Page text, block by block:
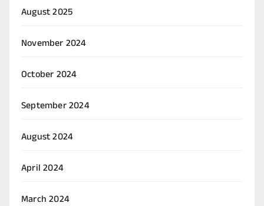
August 2025
November 2024
October 2024
September 2024
August 2024
April 2024
March 2024